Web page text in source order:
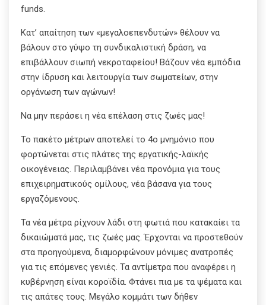
funds.
Κατ’ απαίτηση των «μεγαλοεπενδυτών» θέλουν να
βάλουν στο γύψο τη συνδικαλιστική δράση, να
επιβάλλουν σιωπή νεκροταφείου! Βάζουν νέα εμπόδια
στην ίδρυση και λειτουργία των σωματείων, στην
οργάνωση των αγώνων!
Να μην περάσει η νέα επέλαση στις ζωές μας!
Το πακέτο μέτρων αποτελεί το 4ο μνημόνιο που
φορτώνεται στις πλάτες της εργατικής-λαϊκής
οικογένειας. Περιλαμβάνει νέα προνόμια για τους
επιχειρηματικούς ομίλους, νέα βάσανα για τους
εργαζόμενους.
Τα νέα μέτρα ρίχνουν λάδι στη φωτιά που κατακαίει τα
δικαιώματά μας, τις ζωές μας. Έρχονται να προστεθούν
στα προηγούμενα, διαμορφώνουν μόνιμες ανατροπές
για τις επόμενες γενιές. Τα αντίμετρα που αναφέρει η
κυβέρνηση είναι κοροϊδία. Φτάνει πια με τα ψέματα και
τις απάτες τους. Μεγάλο κομμάτι των δήθεν